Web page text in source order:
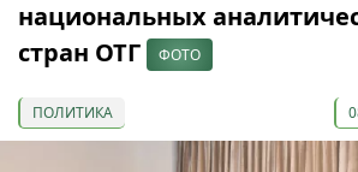
национальных
стран ОТГ
ФОТО
ПОЛИТИКА